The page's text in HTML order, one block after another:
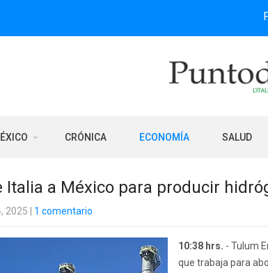
CRÓNICA ECONOMÍA SALUD
Italia a México para producir
2025 1 comentario
10:38 hrs. - Tulum
que trabaja para